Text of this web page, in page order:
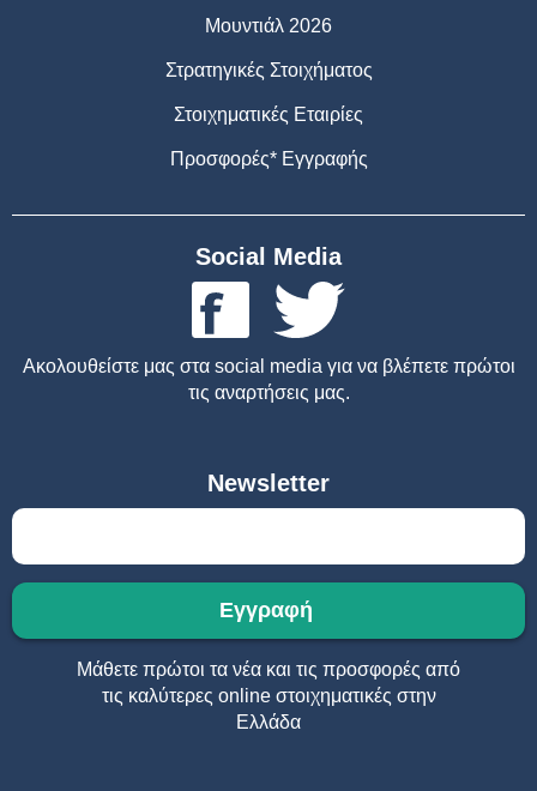
Μουντιάλ 2026
Στρατηγικές Στοιχήματος
Στοιχηματικές Εταιρίες
Προσφορές* Εγγραφής
Social Media
Ακολουθείστε μας στα social media για να βλέπετε πρώτοι
τις αναρτήσεις μας.
Newsletter
Μάθετε πρώτοι τα νέα και τις προσφορές από
τις καλύτερες online στοιχηματικές στην
Ελλάδα